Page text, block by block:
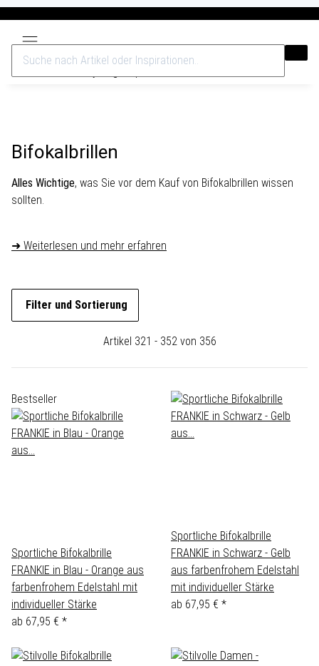
Bifokalbrillen
Alles Wichtige, was Sie vor dem Kauf von Bifokalbrillen wissen
sollten.
➜ Weiterlesen und mehr erfahren
Filter und Sortierung
Artikel 321 - 352 von 356
Bestseller
Sportliche Bifokalbrille
FRANKIE in Blau - Orange aus
farbenfrohem Edelstahl mit
individueller Stärke
ab 67,95 € *
Sportliche Bifokalbrille
FRANKIE in Schwarz - Gelb
aus farbenfrohem Edelstahl
mit individueller Stärke
ab 67,95 € *